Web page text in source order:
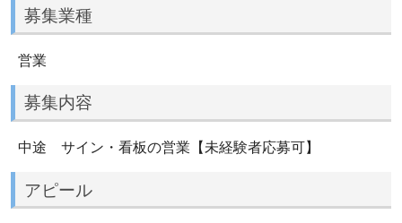
募集業種
営業
募集内容
中途 サイン・看板の営業【未経験者応募可】
アピール